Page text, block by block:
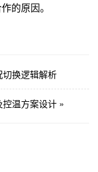
的原因。
换逻辑解析
温方案设计 »